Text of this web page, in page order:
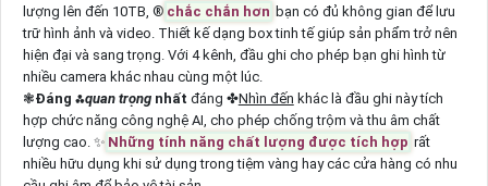
lượng lên đến 10TB, ®️ chắc chắn hơn bạn có đủ không gian để lưu
trữ hình ảnh và video. Thiết kế dạng box tinh tế giúp sản phẩm trở nên
hiện đại và sang trọng. Với 4 kênh, đầu ghi cho phép bạn ghi hình từ
nhiều camera khác nhau cùng một lúc.
❃Đáng ⁂quan trọngnhất đáng ✤Nhìn đến khác là đầu ghi này tích
hợp chức năng công nghệ AI, cho phép chống trộm và thu âm chất
lượng cao. ✨ Những tính năng chất lượng được tích hợp rất
nhiều hữu dụng khi sử dụng trong tiệm vàng hay các cửa hàng có nhu